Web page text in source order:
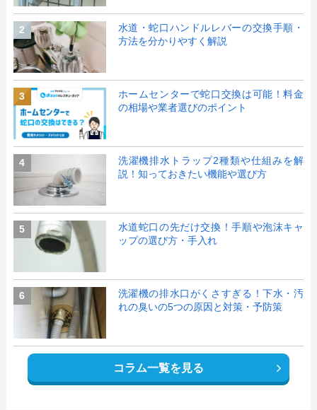
2
水道・蛇口ハンドルレバーの交換手順・
方法を分かりやすく解説
3
ホームセンターで蛇口交換は可能！料金
の相場や業者選びのポイント
4
洗濯機排水トラップ2種類や仕組みを解
説！知っておきたい機能や選び方
5
水道蛇口の先だけ交換！手順や泡沫キャ
ップの選び方・手入れ
6
洗濯機の排水口がくさすぎる！下水・汚
れの臭いの5つの原因と対策・予防策
コラム一覧を見る